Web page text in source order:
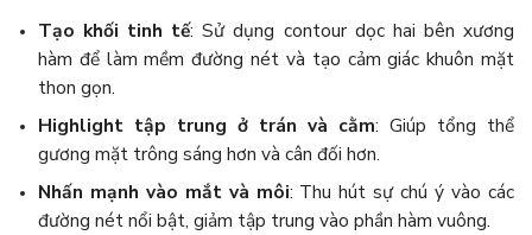
Tạo khối tinh tế: Sử dụng contour dọc hai bên xương
hàm để làm mềm đường nét và tạo cảm giác khuôn mặt
thon gọn.
Highlight tập trung ở trán và cằm: Giúp tổng thể
gương mặt trông sáng hơn và cân đối hơn.
Nhấn mạnh vào mắt và môi: Thu hút sự chú ý vào các
đường nét nổi bật, giảm tập trung vào phần hàm vuông.